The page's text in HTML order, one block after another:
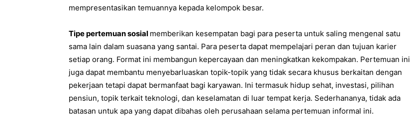
mempresentasikan temuannya kepada kelompok besar.
Tipe pertemuan sosial memberikan kesempatan bagi para peserta untuk saling mengenal satu
sama lain dalam suasana yang santai. Para peserta dapat mempelajari peran dan tujuan karier
setiap orang. Format ini membangun kepercayaan dan meningkatkan kekompakan. Pertemuan ini
juga dapat membantu menyebarluaskan topik-topik yang tidak secara khusus berkaitan dengan
pekerjaan tetapi dapat bermanfaat bagi karyawan. Ini termasuk hidup sehat, investasi, pilihan
pensiun, topik terkait teknologi, dan keselamatan di luar tempat kerja. Sederhananya, tidak ada
batasan untuk apa yang dapat dibahas oleh perusahaan selama pertemuan informal ini.